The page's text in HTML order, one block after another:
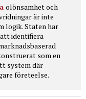
olönsamhet och
är inte
logik. Staten har
identifiera
som en
system där
företeelse.